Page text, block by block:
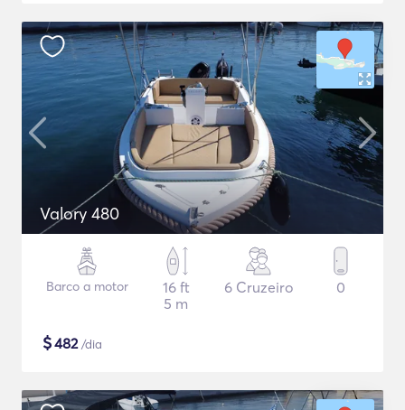
Valory 480
Barco a motor
16 ft
5 m
6 Cruzeiro 0
$482/dia